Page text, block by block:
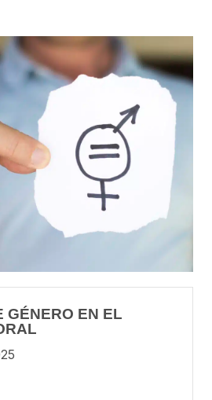
GÉNERO EN EL